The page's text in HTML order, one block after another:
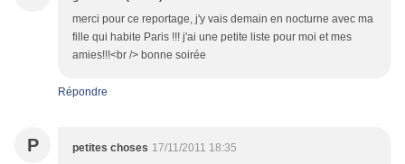
merci pour ce reportage, j'y vais demain en nocturne avec ma
fille qui habite Paris !!! j'ai une petite liste pour moi et mes
amies!!!<br /> bonne soirée
Répondre
P petites choses 17/11/2011 18:35